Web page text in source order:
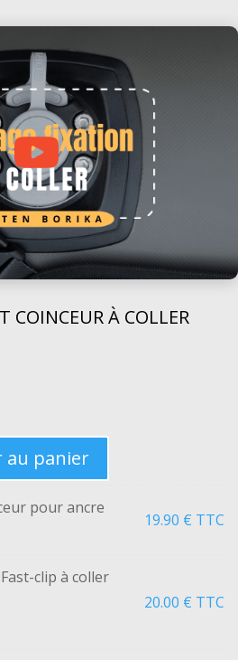
COINCEUR À COLLER
au panier
pour ancre
19.90 € TTC
clip à coller
20.00 € TTC